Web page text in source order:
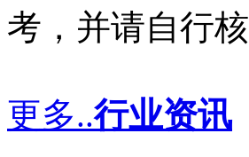
考，并请自行
更多..行业资讯